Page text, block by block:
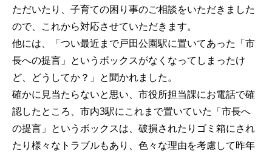
ただいたり、子育ての困り事のご相談をいただきました
ので、これから対応させていただきます。
他には、「つい最近まで戸田公園駅に置いてあった「市
長への提言」というボックスがなくなってしまったけ
ど、どうしてか？」と聞かれました。
確かに見当たらないと思い、市役所担当課にお電話で確
認したところ、市内3駅にこれまで置いていた「市長へ
の提言」というボックスは、破損されたりゴミ箱にされ
たり様々なトラブルもあり、色々な理由を考慮して昨年